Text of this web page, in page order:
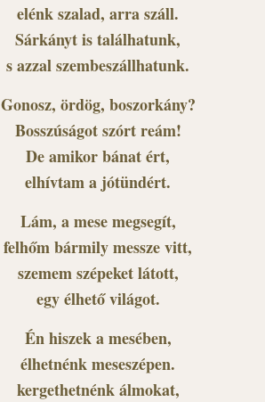
elénk szalad, arra száll.
Sárkányt is találhatunk,
s azzal szembeszállhatunk.
Gonosz, ördög, boszorkány?
Bosszúságot szórt reám!
De amikor bánat ért,
elhívtam a jótündért.
Lám, a mese megsegít,
felhőm bármily messze vitt,
szemem szépeket látott,
egy élhető világot.
Én hiszek a mesében,
élhetnénk meseszépen.
kergethetnénk álmokat,